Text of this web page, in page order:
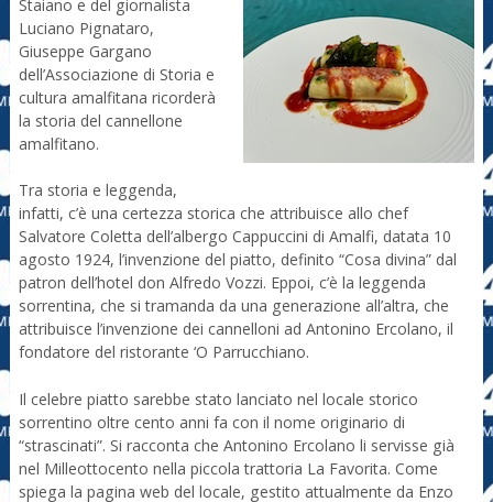
Staiano e del giornalista
Luciano Pignataro,
Giuseppe Gargano
dell’Associazione di Storia e
cultura amalfitana ricorderà
la storia del cannellone
amalfitano.
Tra storia e leggenda,
infatti, c’è una certezza storica che attribuisce allo chef
Salvatore Coletta dell’albergo Cappuccini di Amalfi, datata 10
agosto 1924, l’invenzione del piatto, definito “Cosa divina” dal
patron dell’hotel don Alfredo Vozzi. Eppoi, c’è la leggenda
sorrentina, che si tramanda da una generazione all’altra, che
attribuisce l’invenzione dei cannelloni ad Antonino Ercolano, il
fondatore del ristorante ‘O Parrucchiano.
Il celebre piatto sarebbe stato lanciato nel locale storico
sorrentino oltre cento anni fa con il nome originario di
“strascinati”. Si racconta che Antonino Ercolano li servisse già
nel Milleottocento nella piccola trattoria La Favorita. Come
spiega la pagina web del locale, gestito attualmente da Enzo